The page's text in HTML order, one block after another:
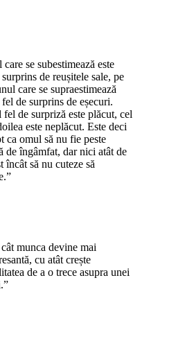
care se subestimează este
de reușitele sale, pe
care se supraestimează
fel de surprins de eșecuri.
fel de surpriză este plăcut, cel
este neplăcut. Este deci
ca omul să nu fie peste
de îngâmfat, dar nici atât de
încât să nu cuteze să
munca devine mai
cu atât crește
de a o trece asupra unei